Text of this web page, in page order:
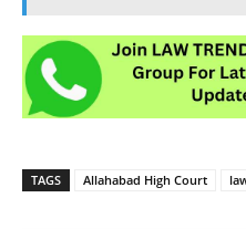
TAGS Allahabad High Court